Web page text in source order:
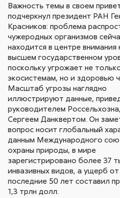
Важность темы в своем
подчеркнул президент РАН
Красников: проблема
чужеродных организмов
находится в центре внимания
высшем государственном
поскольку угрожает не
экосистемам, но и здоровью
Масштаб угрозы наглядно
иллюстрируют данные,
руководителем
Сергеем Данквертом. Он
вопрос носит глобальный
данным Международного
охраны природы, в мире
зарегистрировано более 37
инвазивных видов, а ущерб от
последние 50 лет составил
1,3 трлн долл.